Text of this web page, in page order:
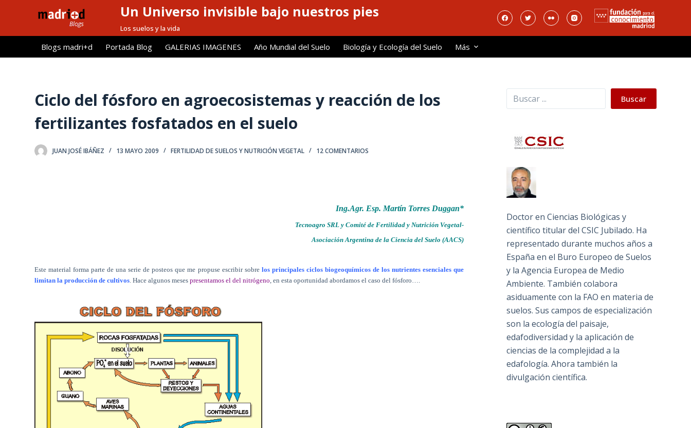
l
Un Universo invisible bajo nuestros pies
Los suelos y la vida
Blogs madri+d Portada Blog GALERIAS IMAGENES Año Mundial del Suelo Biología y Ecología del Suelo Más
Ciclo del fósforo en agroecosistemas y reacción de los
fertilizantes fosfatados en el suelo
JUAN JOSÉ IBÁÑEZ 13 MAYO 2009 FERTILIDAD DE SUELOS Y NUTRICIÓN VEGETAL 12 COMENTARIOS
Ing.Agr. Esp. Martín Torres Duggan*
Tecnoagro SRL y Comité de Fertilidad y Nutrición Vegetal-
Asociación Argentina de la Ciencia del Suelo (AACS)
Este material forma parte de una serie de posteos que me propuse escribir sobre los principales ciclos biogeoquímicos de los nutrientes esenciales que
limitan la producción de cultivos. Hace algunos mesespresentamos el del nitrógeno, en esta oportunidad abordamos el caso del fósforo….
Buscar Buscar
Doctor en Ciencias Biológicas y
científico titular del CSIC Jubilado. Ha
representado durante muchos años a
España en el Buro Europeo de Suelos
y la Agencia Europea de Medio
Ambiente. También colabora
asiduamente con la FAO en materia de
suelos. Sus campos de especialización
son la ecología del paisaje,
edafodiversidad y la aplicación de
ciencias de la complejidad a la
edafología. Ahora también la
divulgación científica.